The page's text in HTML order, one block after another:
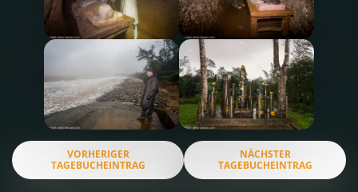
VORHERIGER
TAGEBUCHEINTRAG
NÄCHSTER
TAGEBUCHEINTRAG